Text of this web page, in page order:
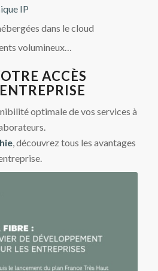
IP
dans le cloud
volumineux…
ACCÈS
optimale de vos services à
, découvrez tous les avantages